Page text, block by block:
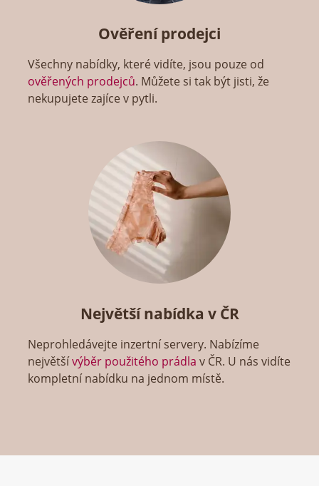
Ověření prodejci
Všechny nabídky, které vidíte, jsou pouze od
ověřených prodejců. Můžete si tak být jisti, že
nekupujete zajíce v pytli.
Největší nabídka v ČR
Neprohledávejte inzertní servery. Nabízíme
největšívýběr použitého prádla v ČR. U nás vidíte
kompletní nabídku na jednom místě.